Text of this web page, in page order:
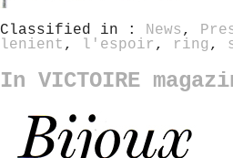
Classified in : News ,
lenient , l'espoir , ring ,
In VICTOIRE